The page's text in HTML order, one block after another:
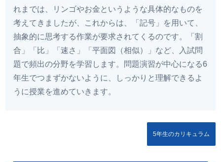
れまでは、リンゴやお金というような具体的なものを
考えてきましたが、これからは、「記号」を用いて、
抽象的に思考する作業が要求されてくるのです。「割
合」「比」「速さ」「平面図（相似）」など、入試問
題で頻出の分野を学習します。問題演習が中心になる6
年生でつまずかないように、しっかりと理解できるよ
うに授業を進めていきます。
5年生のカリキュラム